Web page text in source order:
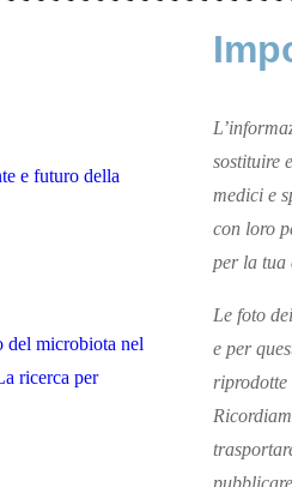
e futuro della
microbiota nel
ricerca per
sostituire
medici e
con loro
per la tua
Le foto
e per